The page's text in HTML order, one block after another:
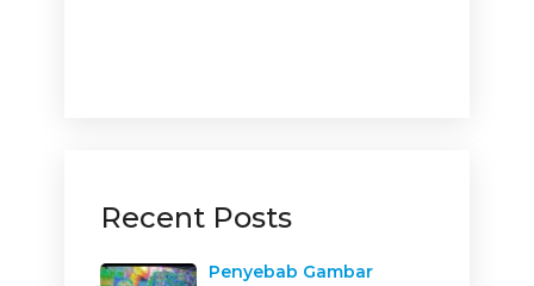
Recent Posts
Penyebab Gambar